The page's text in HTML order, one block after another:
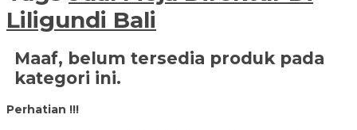
Liligundi Bali
Maaf, belum tersedia produk pada
kategori ini.
Perhatian !!!